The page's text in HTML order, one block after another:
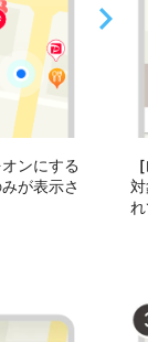
ンにする
が表示さ